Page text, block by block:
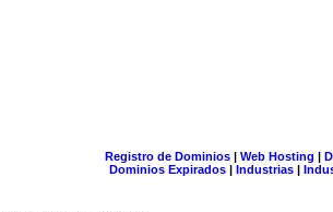
Registro de Dominios| Web Hosting |
Dominios Expirados | Industrias |